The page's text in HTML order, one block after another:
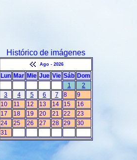
Histórico de imágenes
Ago - 2026
Lun Mar Mie Jue Vie Sáb Dom
1
2
3
4 5 6 7 8
9
10
11 12 13 14 15
16
17
18 19 20 21 22
23
24
25 26 27 28 29
30
31